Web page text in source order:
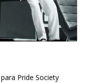
Pride Society